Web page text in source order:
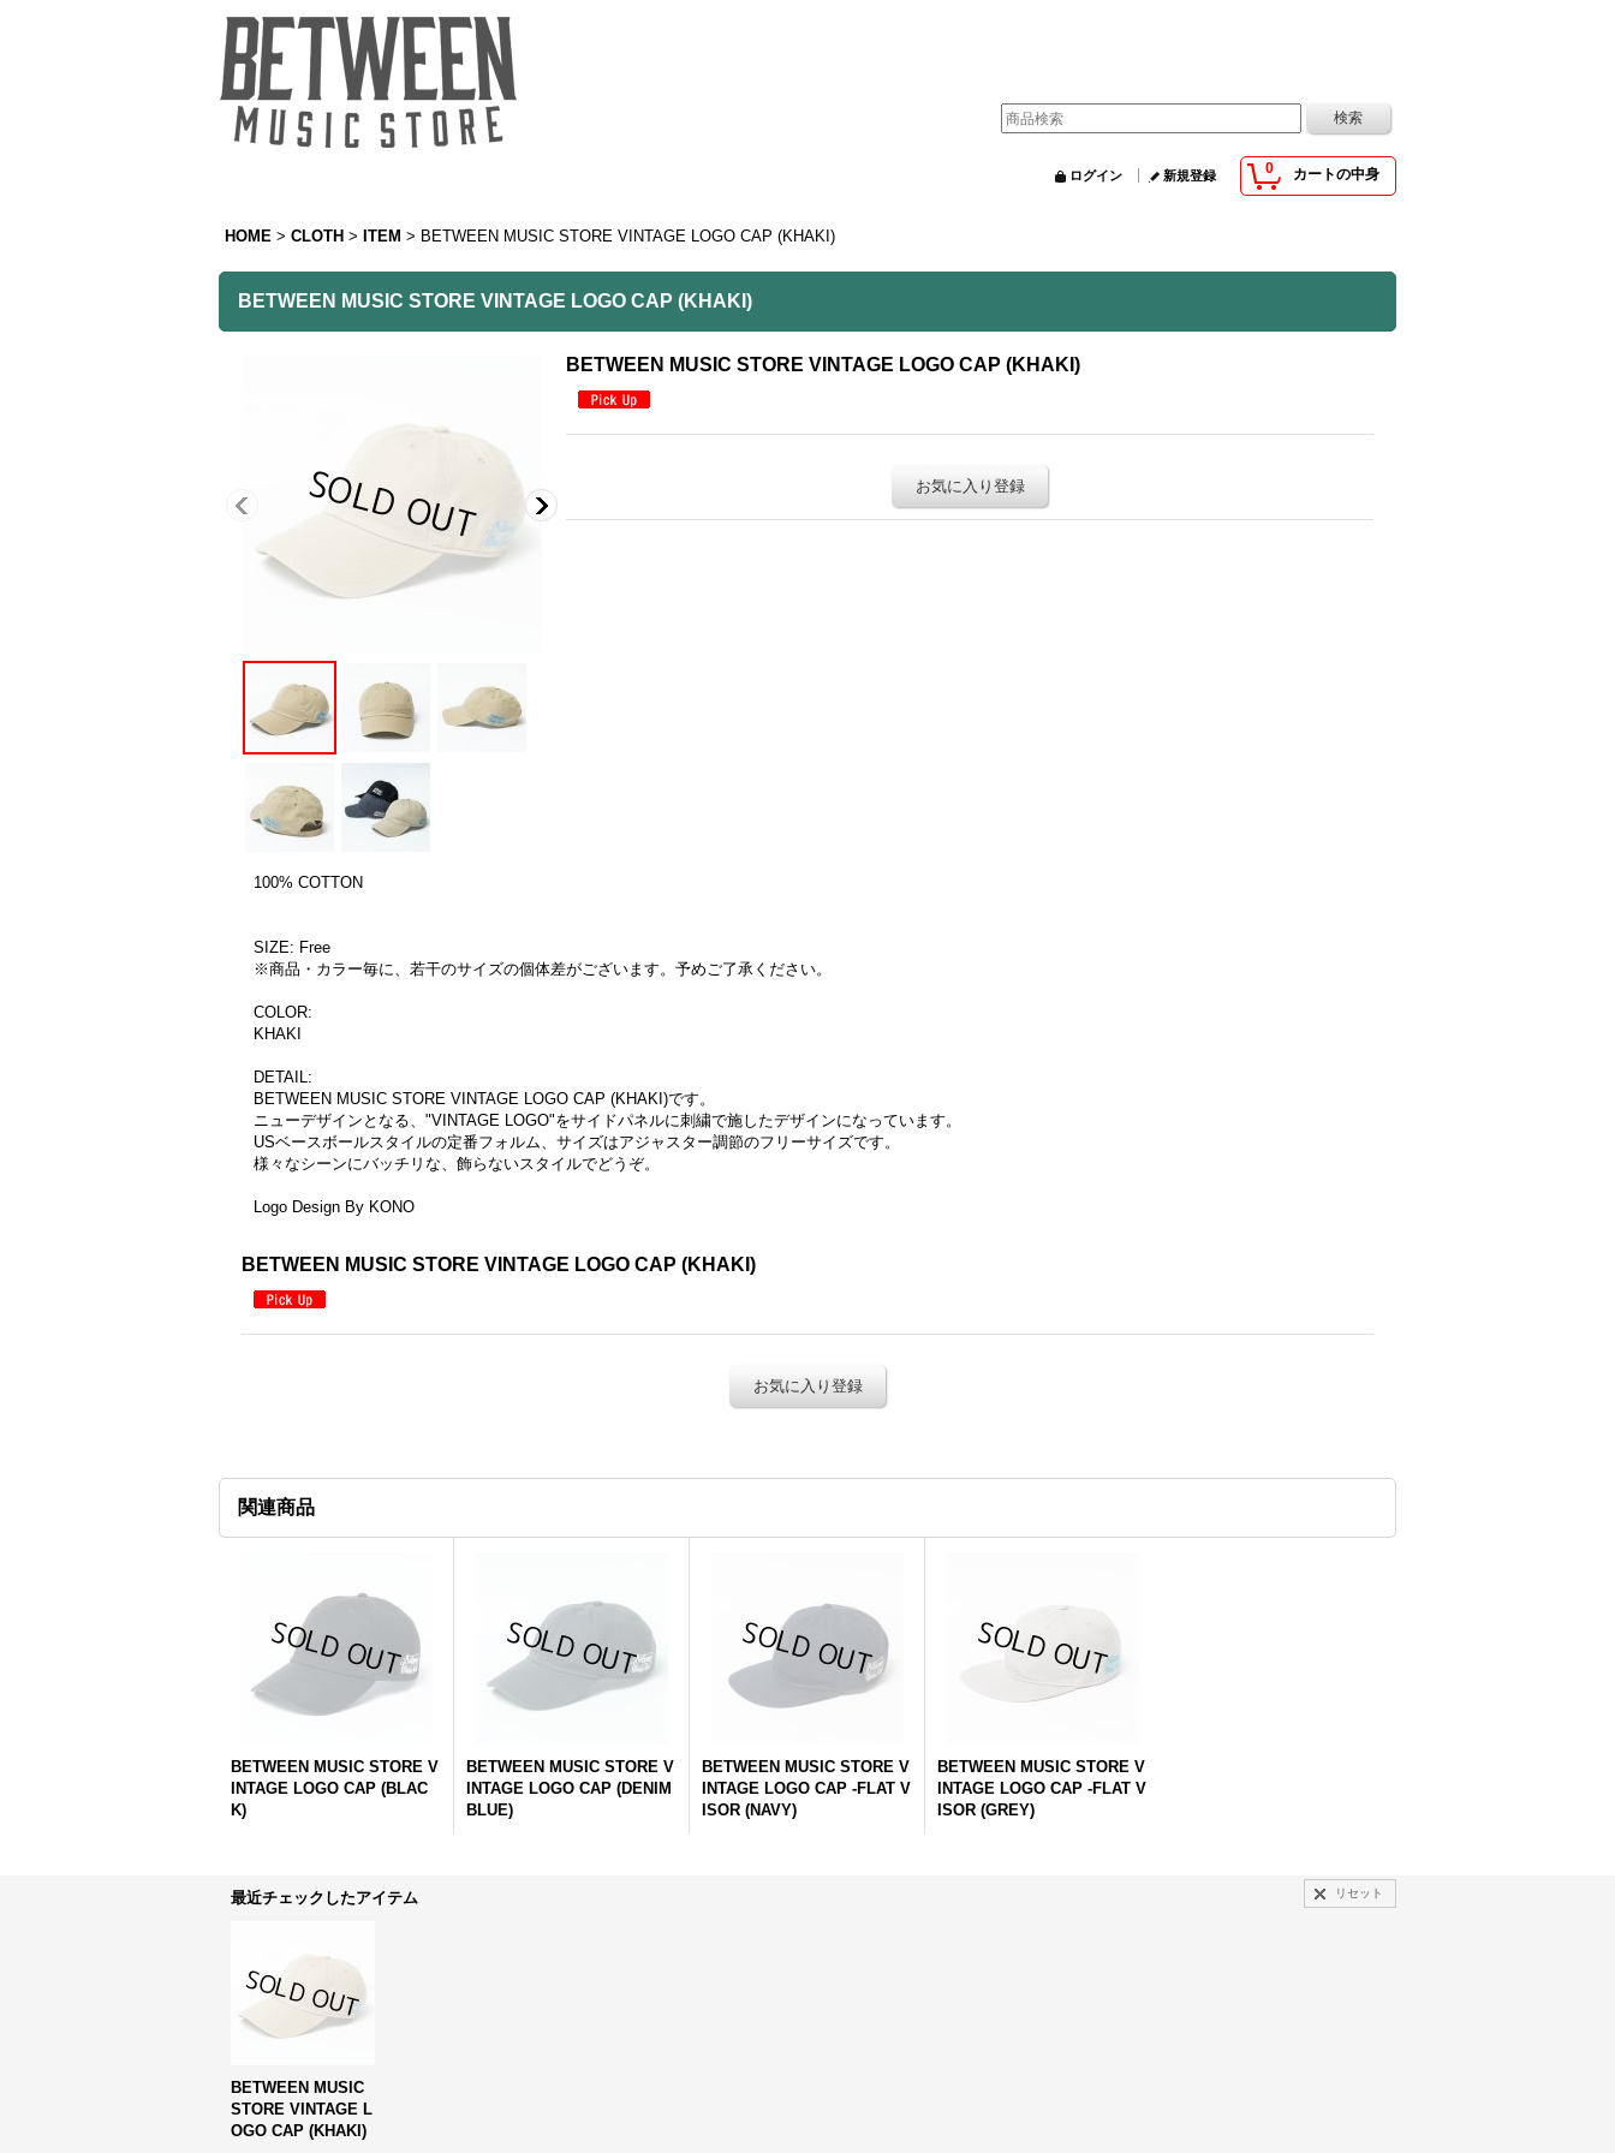
0 カートの中身
ログイン 新規登録
HOME > CLOTH > ITEM > BETWEEN MUSIC STORE VINTAGE LOGO CAP (KHAKI)
BETWEEN MUSIC STORE VINTAGE LOGO CAP (KHAKI)
BETWEEN MUSIC STORE VINTAGE LOGO CAP (KHAKI)
お気に入り登録
100% COTTON
SIZE: Free
※商品・カラー毎に、若干のサイズの個体差がございます。予めご了承ください。
COLOR:
KHAKI
DETAIL:
BETWEEN MUSIC STORE VINTAGE LOGO CAP (KHAKI)です。
ニューデザインとなる、"VINTAGE LOGO"をサイドパネルに刺繍で施したデザインになっています。
USベースボールスタイルの定番フォルム、サイズはアジャスター調節のフリーサイズです。
様々なシーンにバッチリな、飾らないスタイルでどうぞ。
Logo Design By KONO
BETWEEN MUSIC STORE VINTAGE LOGO CAP (KHAKI)
お気に入り登録
関連商品
BETWEEN MUSIC STORE V
INTAGE LOGO CAP (BLAC
K)
BETWEEN MUSIC STORE V
INTAGE LOGO CAP (DENIM
BLUE)
BETWEEN MUSIC STORE V
INTAGE LOGO CAP -FLAT V
ISOR (NAVY)
BETWEEN MUSIC STORE V
INTAGE LOGO CAP -FLAT V
ISOR (GREY)
最近チェックしたアイテム リセット
BETWEEN MUSIC
STORE VINTAGE L
OGO CAP (KHAKI)